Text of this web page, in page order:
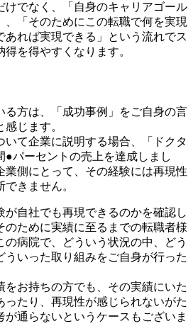
けでなく、「自身のキャリアゴール
、「そのためにこの転職で何を実現
あれば実現できる」という流れでス
得を得やすくなります。
る方は、「成功事例」をご自身の言
じます。
いて企業に説明する場合、「ドクタ
●パーセントの売上を達成しまし
業側にとって、その経験には再現性
きません。
が自社でも再現できるのかを確認し
のために実績に至るまでの転職者様
病院で、どういう状況の中、どう
ういった取り組みをご自身が行った
をお持ちの方でも、その実績にいた
ったり、再現性が感じられないがた
通らないというケースもございま